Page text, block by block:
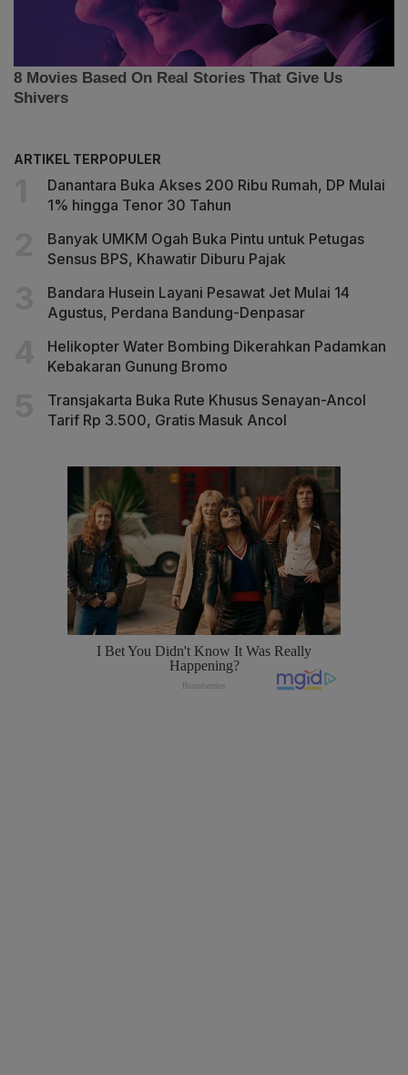
ARTIKEL TERPOPULER
Danantara Buka Akses 200 Ribu Rumah, DP Mulai
1% hingga Tenor 30 Tahun
Banyak UMKM Ogah Buka Pintu untuk Petugas
Sensus BPS, Khawatir Diburu Pajak
Bandara Husein Layani Pesawat Jet Mulai 14
Agustus, Perdana Bandung-Denpasar
Helikopter Water Bombing Dikerahkan Padamkan
Kebakaran Gunung Bromo
Transjakarta Buka Rute Khusus Senayan-Ancol
Tarif Rp 3.500, Gratis Masuk Ancol